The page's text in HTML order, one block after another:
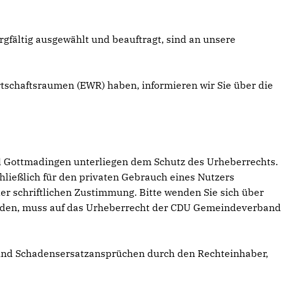
ausgewählt und beauftragt, sind an unsere
(EWR) haben, informieren wir Sie über die
unterliegen dem Schutz des Urheberrechts.
für den privaten Gebrauch eines Nutzers
schriftlichen Zustimmung. Bitte wenden Sie sich über
muss auf das Urheberrecht der CDU Gemeindeverband
Schadensersatzansprüchen durch den Rechteinhaber,